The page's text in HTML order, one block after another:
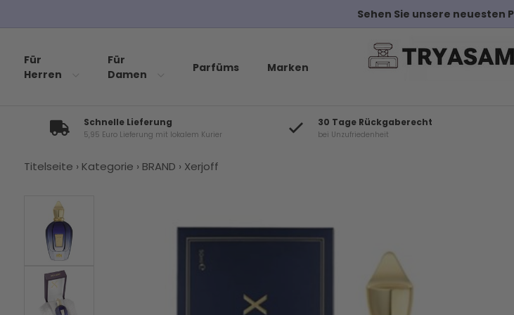
Sehen Sie unsere neuesten
Für
Herren
Für
Damen
Parfüms Marken
Schnelle Lieferung
5,95 Euro Lieferung mit lokalem Kurier
30 Tage Rückgaberecht
bei Unzufriedenheit
Titelseite › Kategorie › BRAND › Xerjoff